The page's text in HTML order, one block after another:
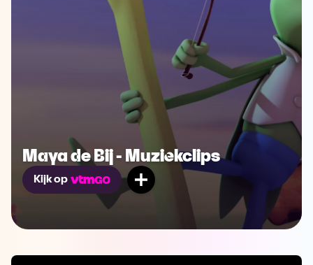
Download
Microsoft Edge Download
Download
Maya de Bij - Muziekclips
Kijk op Mijn lijst